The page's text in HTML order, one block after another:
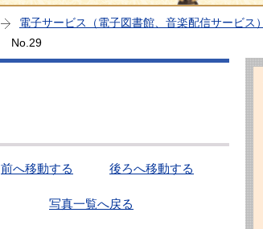
電子サービス（電子図書館、音楽配信サービス）
No.29
前へ移動する 後ろへ移動する
写真一覧へ戻る